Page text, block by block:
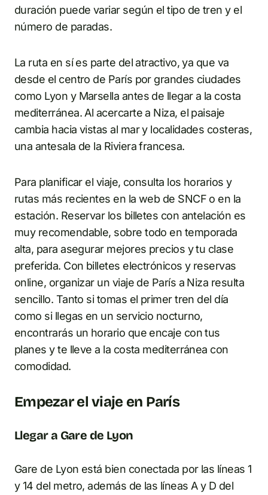
duración puede variar según el tipo de tren y el
número de paradas.
La ruta en sí es parte del atractivo, ya que va
desde el centro de París por grandes ciudades
como Lyon y Marsella antes de llegar a la costa
mediterránea. Al acercarte a Niza, el paisaje
cambia hacia vistas al mar y localidades costeras,
una antesala de la Riviera francesa.
Para planificar el viaje, consulta los horarios y
rutas más recientes en la web de SNCF o en la
estación. Reservar los billetes con antelación es
muy recomendable, sobre todo en temporada
alta, para asegurar mejores precios y tu clase
preferida. Con billetes electrónicos y reservas
online, organizar un viaje de París a Niza resulta
sencillo. Tanto si tomas el primer tren del día
como si llegas en un servicio nocturno,
encontrarás un horario que encaje con tus
planes y te lleve a la costa mediterránea con
comodidad.
Empezar el viaje en París
Llegar a Gare de Lyon
Gare de Lyon está bien conectada por las líneas 1
y 14 del metro, además de las líneas A y D del